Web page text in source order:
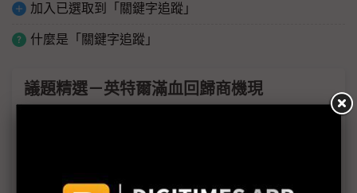
加入已選取到「關鍵字追蹤」
什麼是「關鍵字追蹤」
議題精選－英特爾滿血回歸商機現
英特爾有望回歸蘋果晶片供應鏈 關鍵信任票遠勝短